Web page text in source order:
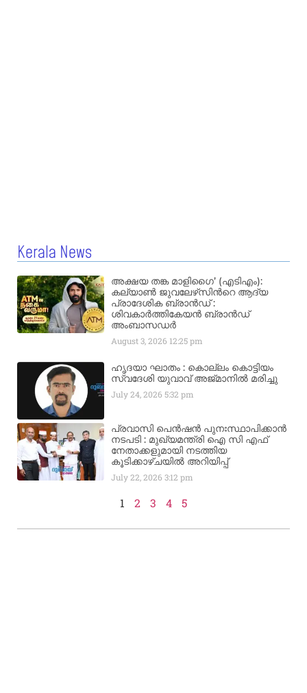
Kerala News
അക്ഷയ തങ്ക മാളിഗൈ’ (എടിഎം):
കല്യാണ്‍ ജുവലേഴ്‌സിന്‍റെ ആദ്യ
പ്രാദേശിക ബ്രാന്‍ഡ് :
ശിവകാര്‍ത്തികേയന്‍ ബ്രാന്‍ഡ്
അംബാസഡര്‍
August 3, 2026 12:25 pm
ഹൃദയാ ഘാതം : കൊല്ലം കൊട്ടിയം
സ്വദേശി യുവാവ് അജ്മാനിൽ മരിച്ചു
July 24, 20265:32 pm
പ്രവാസി പെൻഷൻ പുനഃസ്ഥാപിക്കാൻ
നടപടി : മുഖ്യമന്ത്രി ഐ സി എഫ്
നേതാക്കളുമായി നടത്തിയ
കൂടിക്കാഴ്ചയിൽ അറിയിപ്പ്
July 22, 20263:12 pm
1 2 3 4 5